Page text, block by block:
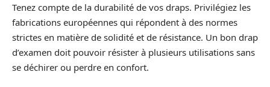
Tenez compte de la durabilité de vos draps. Privilégiez les
fabrications européennes qui répondent à des normes
strictes en matière de solidité et de résistance. Un bon drap
d’examen doit pouvoir résister à plusieurs utilisations sans
se déchirer ou perdre en confort.